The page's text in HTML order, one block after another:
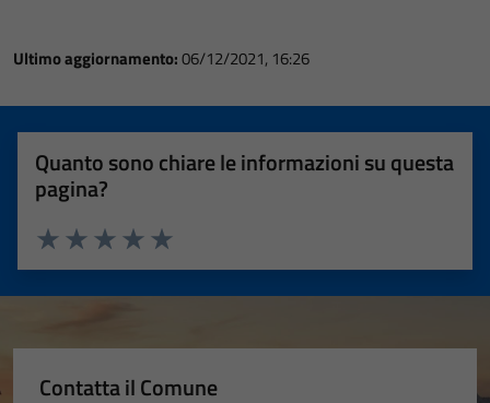
Ultimo aggiornamento:06/12/2021, 16:26
Quanto sono chiare le informazioni su questa
pagina?
Valuta 5 stelle su 5
Valuta 4 stelle su 5
Valuta 3 stelle su 5
Valuta 2 stelle su 5
Valuta 1 stelle su 5
Contatta il Comune